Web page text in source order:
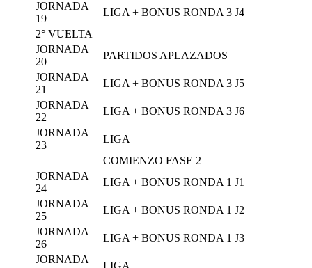
JORNADA
19
LIGA + BONUS RONDA 3 J4
2° VUELTA
JORNADA
20
PARTIDOS APLAZADOS
JORNADA
21
LIGA + BONUS RONDA 3 J5
JORNADA
22
LIGA + BONUS RONDA 3 J6
JORNADA
23
LIGA
COMIENZO FASE 2
JORNADA
24
LIGA + BONUS RONDA 1 J1
JORNADA
25
LIGA + BONUS RONDA 1 J2
JORNADA
26
LIGA + BONUS RONDA 1 J3
JORNADA
LIGA